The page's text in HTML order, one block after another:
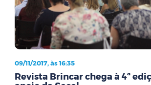
09/11/2017, às 16:35
Revista Brincar chega à 4ª